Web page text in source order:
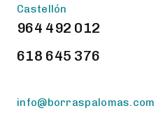
Castellón
964 492 012
618 645 376
info@borraspalomas.com